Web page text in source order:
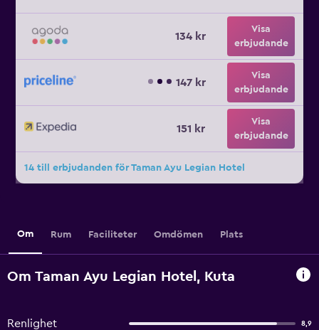
134 kr
Visa
erbjudande
147 kr
Visa
erbjudande
151 kr
Visa
erbjudande
14 till erbjudanden för Taman Ayu Legian Hotel
Om Rum Faciliteter Omdömen Plats
Om Taman Ayu Legian Hotel, Kuta
Renlighet 8,9